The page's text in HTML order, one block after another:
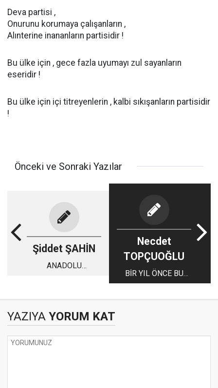
Deva partisi ,
Onurunu korumaya çalışanların ,
Alınterine inananların partisidir !
Bu ülke için , gece fazla uyumayı zul sayanların
eseridir !
Bu ülke için içi titreyenlerin , kalbi sıkışanların partisidir
!
Önceki ve Sonraki Yazılar
Şiddet ŞAHİN
ANADOLU
Necdet
TOPÇUOĞLU
BİR YIL ÖNCE BU
YORUMU YAPMIŞIM
YAZIYA YORUM KAT